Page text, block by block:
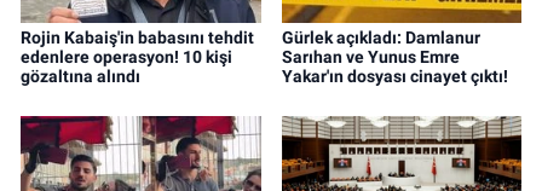
Rojin Kabaiş'in babasını tehdit
edenlere operasyon! 10 kişi
gözaltına alındı
Gürlek açıkladı: Damlanur
Sarıhan ve Yunus Emre
Yakar'ın dosyası cinayet çıktı!